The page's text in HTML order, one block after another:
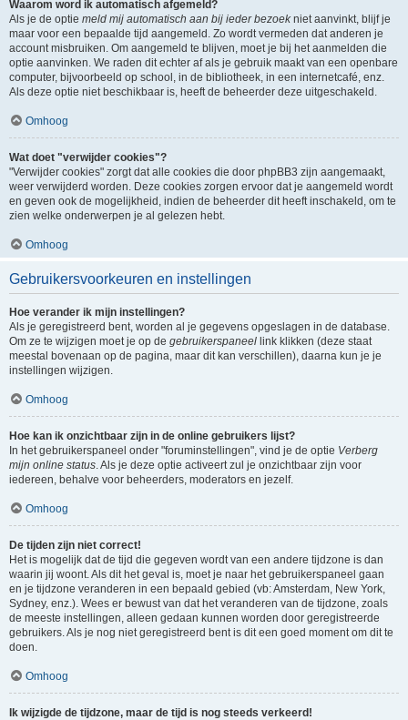
Waarom word ik automatisch afgemeld?
Als je de optie meld mij automatisch aan bij ieder bezoekniet aanvinkt, blijf je
maar voor een bepaalde tijd aangemeld. Zo wordt vermeden dat anderen je
account misbruiken. Om aangemeld te blijven, moet je bij het aanmelden die
optie aanvinken. We raden dit echter af als je gebruik maakt van een openbare
computer, bijvoorbeeld op school, in de bibliotheek, in een internetcafé, enz.
Als deze optie niet beschikbaar is, heeft de beheerder deze uitgeschakeld.
Omhoog
Wat doet "verwijder cookies"?
"Verwijder cookies" zorgt dat alle cookies die door phpBB3 zijn aangemaakt,
weer verwijderd worden. Deze cookies zorgen ervoor dat je aangemeld wordt
en geven ook de mogelijkheid, indien de beheerder dit heeft inschakeld, om te
zien welke onderwerpen je al gelezen hebt.
Omhoog
Gebruikersvoorkeuren en instellingen
Hoe verander ik mijn instellingen?
Als je geregistreerd bent, worden al je gegevens opgeslagen in de database.
Om ze te wijzigen moet je op de gebruikerspaneel link klikken (deze staat
meestal bovenaan op de pagina, maar dit kan verschillen), daarna kun je je
instellingen wijzigen.
Omhoog
Hoe kan ik onzichtbaar zijn in de online gebruikers lijst?
In het gebruikerspaneel onder "foruminstellingen", vind je de optie Verberg
mijn online status. Als je deze optie activeert zul je onzichtbaar zijn voor
iedereen, behalve voor beheerders, moderators en jezelf.
Omhoog
De tijden zijn niet correct!
Het is mogelijk dat de tijd die gegeven wordt van een andere tijdzone is dan
waarin jij woont. Als dit het geval is, moet je naar het gebruikerspaneel gaan
en je tijdzone veranderen in een bepaald gebied (vb: Amsterdam, New York,
Sydney, enz.). Wees er bewust van dat het veranderen van de tijdzone, zoals
de meeste instellingen, alleen gedaan kunnen worden door geregistreerde
gebruikers. Als je nog niet geregistreerd bent is dit een goed moment om dit te
doen.
Omhoog
Ik wijzigde de tijdzone, maar de tijd is nog steeds verkeerd!